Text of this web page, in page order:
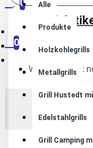
0
0
0
Warenkorb ist
Alle
Produkte
Holzkohlegrills
Metallgrills
Grill Hustedt
Edelstahlgrills
Grill Camping